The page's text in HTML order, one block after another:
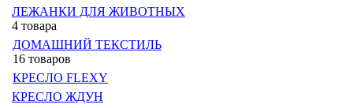
ЛЕЖАНКИ ДЛЯ ЖИВОТНЫХ
4 товара
ДОМАШНИЙ ТЕКСТИЛЬ
16 товаров
КРЕСЛО FLEXY
КРЕСЛО ЖДУН